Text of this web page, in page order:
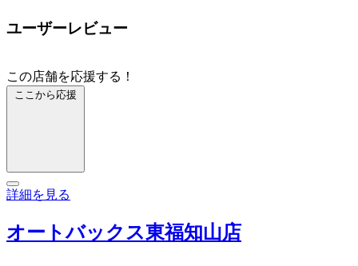
ユーザーレビュー
この店舗を応援する！
ここから応援
詳細を見る
オートバックス東福知山店